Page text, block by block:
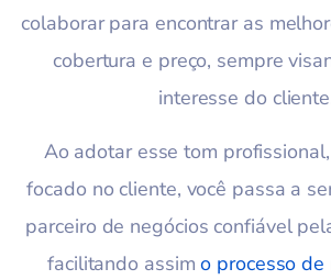
colaborar para encontrar as
cobertura e preço, sempre
interesse do
Ao adotar esse tom
focado no cliente, você passa a
parceiro de negócios confiável
facilitando assimo processo de